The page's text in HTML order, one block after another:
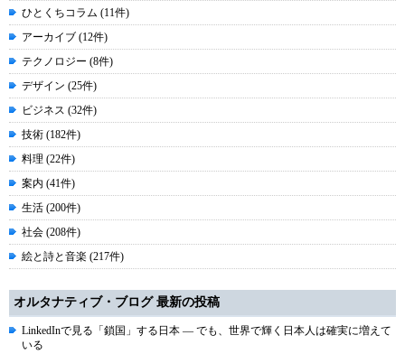
ひとくちコラム (11件)
アーカイブ (12件)
テクノロジー (8件)
デザイン (25件)
ビジネス (32件)
技術 (182件)
料理 (22件)
案内 (41件)
生活 (200件)
社会 (208件)
絵と詩と音楽 (217件)
オルタナティブ・ブログ 最新の投稿
LinkedInで見る「鎖国」する日本 ― でも、世界で輝く日本人は確実に増えて
いる